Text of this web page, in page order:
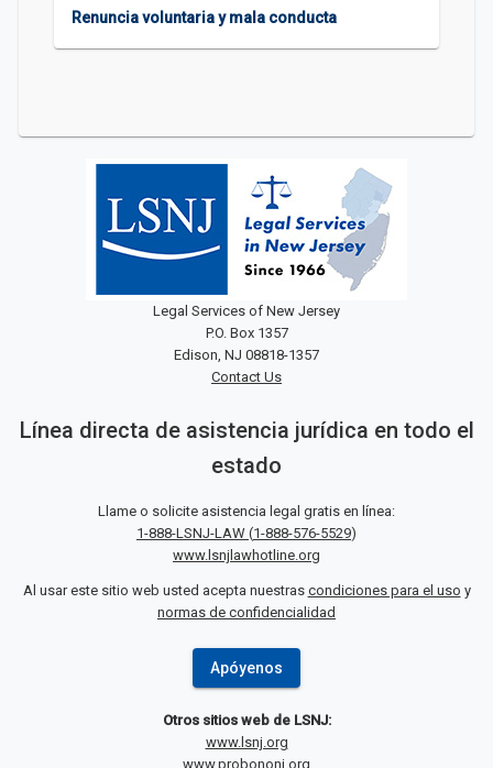
Renuncia voluntaria y mala conducta
Legal Services of New Jersey
P.O. Box 1357
Edison, NJ 08818-1357
Contact Us
Línea directa de asistencia jurídica en todo el
estado
Llame o solicite asistencia legal gratis en línea:
1-888-LSNJ-LAW (1-888-576-5529)
www.lsnjlawhotline.org
Al usar este sitio web usted acepta nuestras condiciones para el uso y
normas de confidencialidad
Apóyenos
Otros sitios web de LSNJ:
www.lsnj.org
www.probononj.org